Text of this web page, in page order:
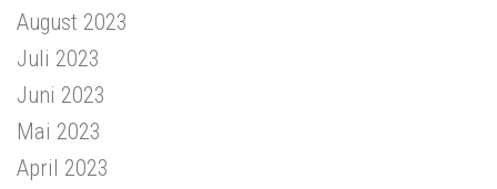
August 2023
Juli 2023
Juni 2023
Mai 2023
April 2023